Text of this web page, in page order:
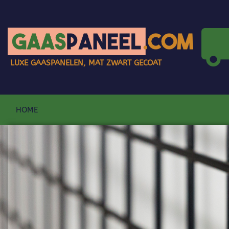
LUXE GAASPANELEN, MAT ZWART GECOAT
HOME